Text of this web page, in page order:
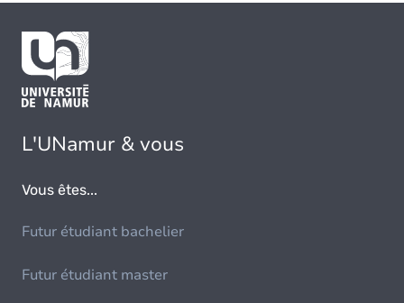
L'UNamur & vous
Vous êtes...
Futur étudiant bachelier
Futur étudiant master